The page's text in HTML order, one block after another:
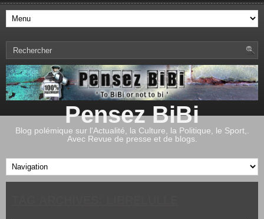
Pensez BiBi
Blog polémique sur l'Actualité, la Culture, la Politique, le Sport,.
Avec Revue de presse et de blogs.